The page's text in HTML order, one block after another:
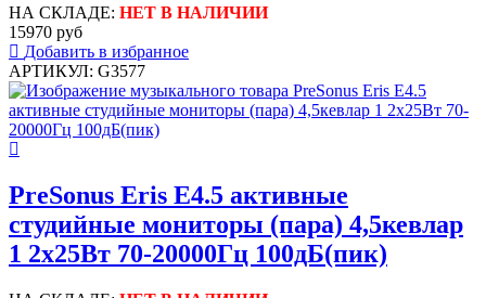
НА СКЛАДЕ: НЕТ В НАЛИЧИИ
15970 руб
Добавить в избранное
АРТИКУЛ: G3577
PreSonus Eris E4.5 активные
студийные мониторы (пара) 4,5кевлар
1 2x25Вт 70-20000Гц 100дБ(пик)